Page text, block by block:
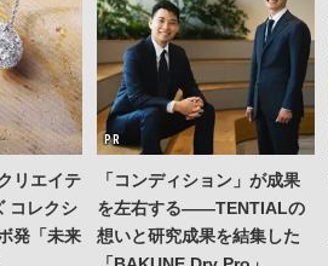
リエイテ
コレクシ
発「未来
「コンディション」が成果
を左右する——TENTIALの
想いと研究成果を結集した